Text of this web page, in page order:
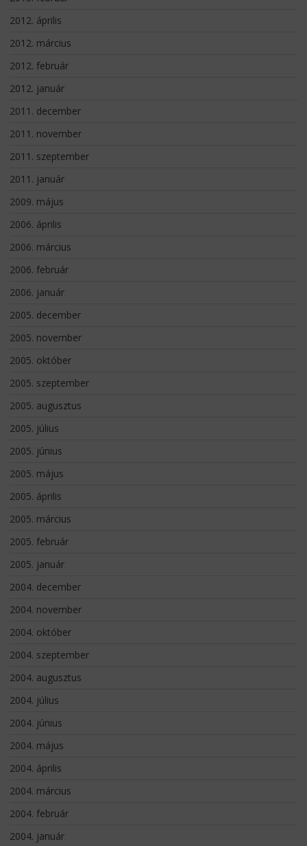
2012. április
2012. március
2012. február
2012. január
2011. december
2011. november
2011. szeptember
2011. január
2009. május
2006. április
2006. március
2006. február
2006. január
2005. december
2005. november
2005. október
2005. szeptember
2005. augusztus
2005. július
2005. június
2005. május
2005. április
2005. március
2005. február
2005. január
2004. december
2004. november
2004. október
2004. szeptember
2004. augusztus
2004. július
2004. június
2004. május
2004. április
2004. március
2004. február
2004. január